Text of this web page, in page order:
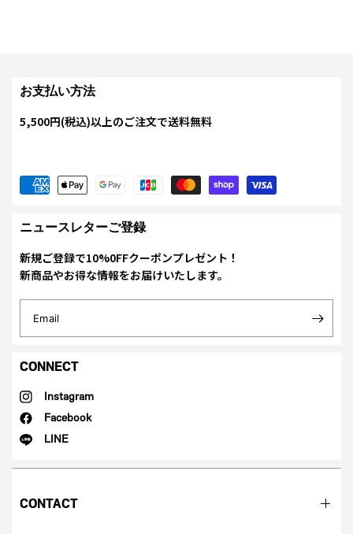
お支払い方法
5,500円(税込)以上のご注文で送料無料
ニュースレターご登録
新規ご登録で10%0FFクーポンプレゼント！
新商品やお得な情報をお届けいたします。
Email
CONNECT
Instagram
Facebook
LINE
CONTACT